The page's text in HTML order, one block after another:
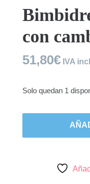
con
51,80€ IVA
Solo quedan 1
Bimbidreams,